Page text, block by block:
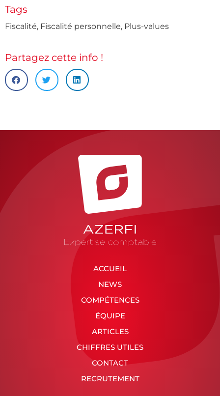
Tags
Fiscalité, Fiscalité personnelle, Plus-values
Partagez cette info !
ACCUEIL
NEWS
COMPÉTENCES
ÉQUIPE
ARTICLES
CHIFFRES UTILES
CONTACT
RECRUTEMENT